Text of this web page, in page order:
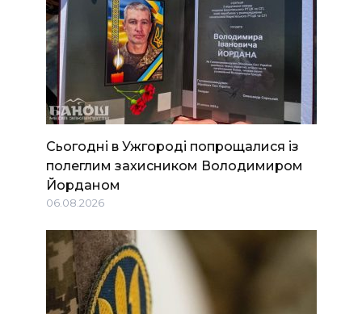
Сьогодні в Ужгороді попрощалися із
полеглим захисником Володимиром
Йорданом
06.08.2026